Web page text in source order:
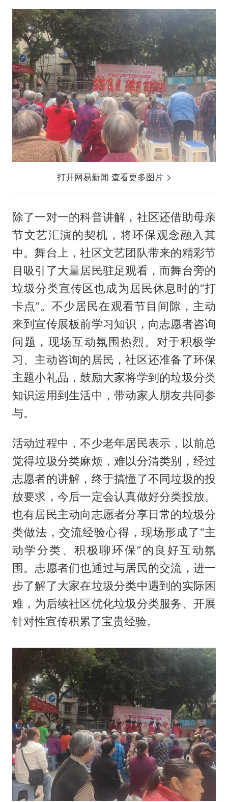
打开网易新闻 查看更多图片
除了一对一的科普讲解，社区还借助母亲
节文艺汇演的契机，将环保观念融入其
中。舞台上，社区文艺团队带来的精彩节
目吸引了大量居民驻足观看，而舞台旁的
垃圾分类宣传区也成为居民休息时的“打
卡点”。不少居民在观看节目间隙，主动
来到宣传展板前学习知识，向志愿者咨询
问题，现场互动氛围热烈。对于积极学
习、主动咨询的居民，社区还准备了环保
主题小礼品，鼓励大家将学到的垃圾分类
知识运用到生活中，带动家人朋友共同参
与。
活动过程中，不少老年居民表示，以前总
觉得垃圾分类麻烦，难以分清类别，经过
志愿者的讲解，终于搞懂了不同垃圾的投
放要求，今后一定会认真做好分类投放。
也有居民主动向志愿者分享日常的垃圾分
类做法，交流经验心得，现场形成了“主
动学分类、积极聊环保”的良好互动氛
围。志愿者们也通过与居民的交流，进一
步了解了大家在垃圾分类中遇到的实际困
难，为后续社区优化垃圾分类服务、开展
针对性宣传积累了宝贵经验。